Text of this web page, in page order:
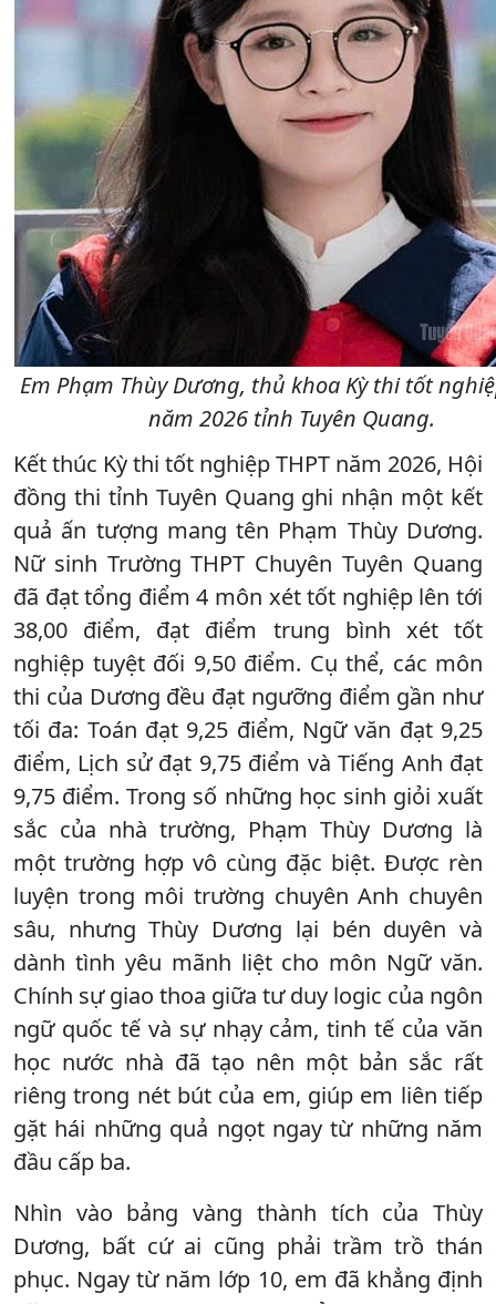
Em Phạm Thùy Dương, thủ khoa Kỳ thi tốt
năm 2026 tỉnh Tuyên Quang.
Kết thúc Kỳ thi tốt nghiệp THPT năm 2026, Hội
đồng thi tỉnh Tuyên Quang ghi nhận một kết
quả ấn tượng mang tên Phạm Thùy Dương.
Nữ sinh Trường THPT Chuyên Tuyên Quang
đã đạt tổng điểm 4 môn xét tốt nghiệp lên tới
38,00 điểm, đạt điểm trung bình xét tốt
nghiệp tuyệt đối 9,50 điểm. Cụ thể, các môn
thi của Dương đều đạt ngưỡng điểm gần như
tối đa: Toán đạt 9,25 điểm, Ngữ văn đạt 9,25
điểm, Lịch sử đạt 9,75 điểm và Tiếng Anh đạt
9,75 điểm. Trong số những học sinh giỏi xuất
sắc của nhà trường, Phạm Thùy Dương là
một trường hợp vô cùng đặc biệt. Được rèn
luyện trong môi trường chuyên Anh chuyên
sâu, nhưng Thùy Dương lại bén duyên và
dành tình yêu mãnh liệt cho môn Ngữ văn.
Chính sự giao thoa giữa tư duy logic của ngôn
ngữ quốc tế và sự nhạy cảm, tinh tế của văn
học nước nhà đã tạo nên một bản sắc rất
riêng trong nét bút của em, giúp em liên tiếp
gặt hái những quả ngọt ngay từ những năm
đầu cấp ba.
Nhìn vào bảng vàng thành tích của Thùy
Dương, bất cứ ai cũng phải trầm trồ thán
phục. Ngay từ năm lớp 10, em đã khẳng định